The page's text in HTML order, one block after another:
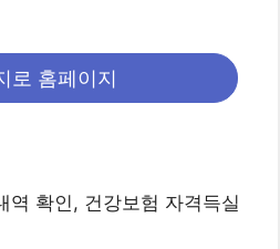
로 홈페이지
역 확인, 건강보험 자격득실